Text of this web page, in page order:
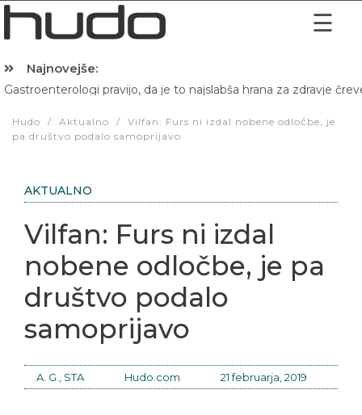
Najnovejše:
Gastroenterologi pravijo, da je to najslabša hrana za zdravje
Hudo / Aktualno /
Vilfan: Furs ni izdal nobene odločbe, je
pa društvo podalo samoprijavo
AKTUALNO
Vilfan: Furs ni izdal
nobene odločbe, je pa
društvo podalo
samoprijavo
A. G., STA Hudo.com 21 februarja, 2019